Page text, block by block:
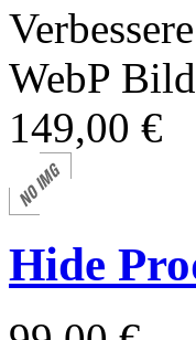
WebP
149,00 €
Hide